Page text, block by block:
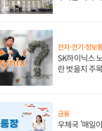
전자·전기·정보
SK하이닉스
란 벗을지 주목
금융
우체국 '매일